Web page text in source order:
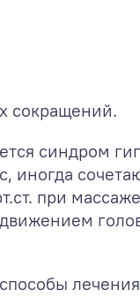
сокращений.
синдром
иногда
при